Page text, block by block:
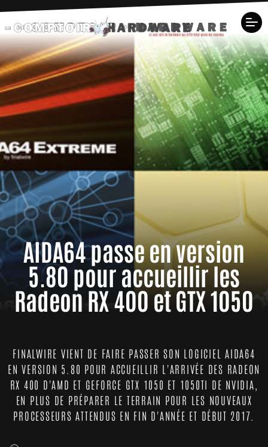
AIDA64 passe en version
5.80 pour accueillir les
Radeon RX 400 et GTX 1050
FINALWIRE VIENT DE FAIRE PASSER SON LOGICIEL AIDA64
EN VERSION 5.80 POUR ACCUEILLIR L'ARRIVÉE DES RADEON
RX 400 D'AMD ET GEFORCE GTX 1050 ET 1050TI DE NVIDIA,
EN PLUS DE PRÉPARER LE TERRAIN POUR LES NOUVEAUX
PROCESSEURS ATTENDUS EN FIN D'ANNÉE ET DÉBUT 2017.